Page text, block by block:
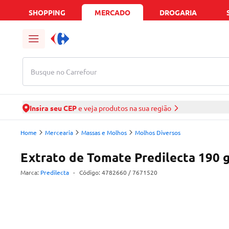
SHOPPING MERCADO DROGARIA
Busque no Carrefour
Insira seu CEPe veja produtos na sua região
Home Mercearia Massas e Molhos Molhos Diversos
Extrato de Tomate Predilecta 190 g
Marca: Predilecta - Código: 4782660 / 7671520